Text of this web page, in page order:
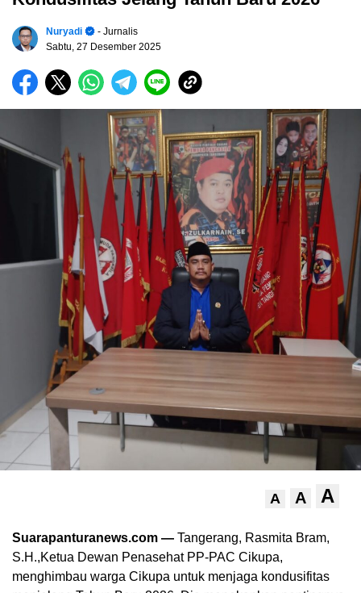
Nuryadi
- Jurnalis
Sabtu, 27 Desember 2025
A A A
Suarapanturanews.com — Tangerang, Rasmita Bram,
S.H.,Ketua Dewan Penasehat PP-PAC Cikupa,
menghimbau warga Cikupa untuk menjaga kondusifitas